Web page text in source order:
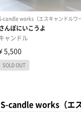
S-candle works（エ